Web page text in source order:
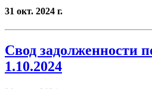
31 окт. 2024 г.
Свод задолженности
1.10.2024